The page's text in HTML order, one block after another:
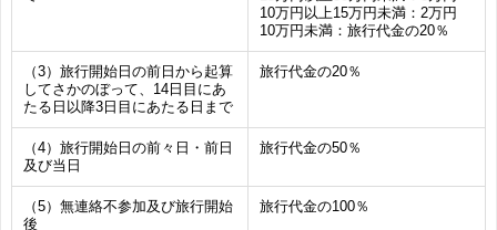
10万円以上15万円未満：2万円
10万円未満：旅行代金の20％
（3）旅行開始日の前日から起算
してさかのぼって、14日目にあ
たる日以降3日目にあたる日まで
旅行代金の20％
（4）旅行開始日の前々日・前日
及び当日
旅行代金の50％
（5）無連絡不参加及び旅行開始
後
旅行代金の100％